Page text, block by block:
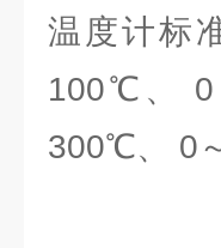
温度计标
100℃、
300℃、 0